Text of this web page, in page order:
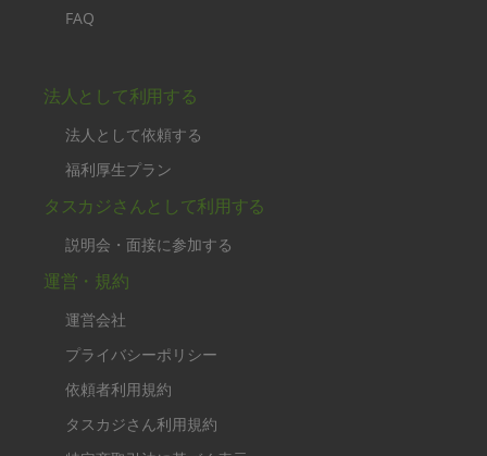
FAQ
法人として利用する
法人として依頼する
福利厚生プラン
タスカジさんとして利用する
説明会・面接に参加する
運営・規約
運営会社
プライバシーポリシー
依頼者利用規約
タスカジさん利用規約